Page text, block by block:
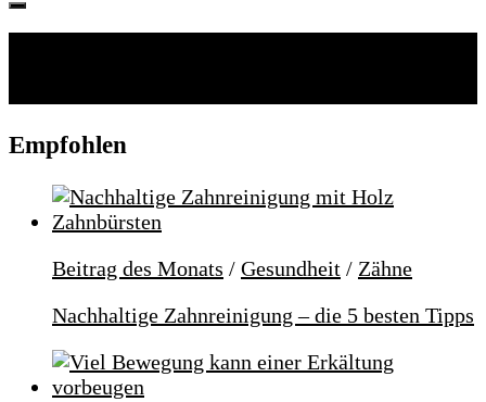
Empfohlen
Beitrag des Monats / Gesundheit / Zähne
Nachhaltige Zahnreinigung – die 5 besten Tipps